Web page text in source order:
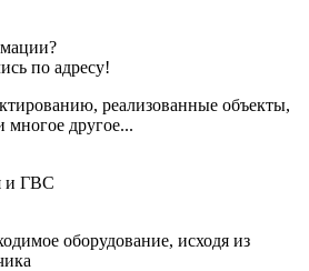
по адресу!
реализованные объекты,
многое другое...
и ГВС
оборудование, исходя из